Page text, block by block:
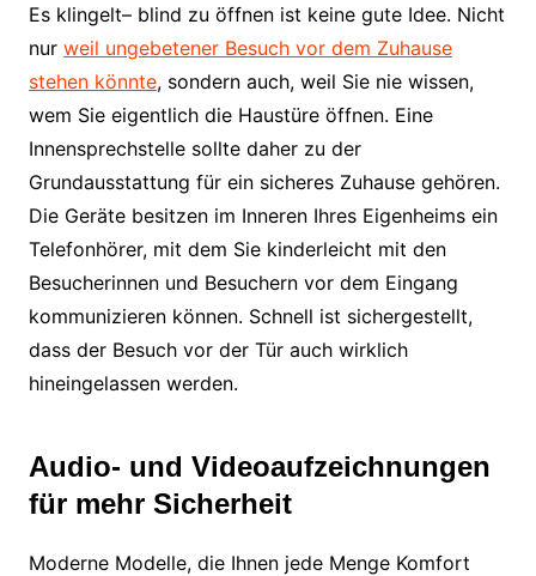
Es klingelt– blind zu öffnen ist keine gute Idee. Nicht
nur weil ungebetener Besuch vor dem Zuhause
stehen könnte, sondern auch, weil Sie nie wissen,
wem Sie eigentlich die Haustüre öffnen. Eine
Innensprechstelle sollte daher zu der
Grundausstattung für ein sicheres Zuhause gehören.
Die Geräte besitzen im Inneren Ihres Eigenheims ein
Telefonhörer, mit dem Sie kinderleicht mit den
Besucherinnen und Besuchern vor dem Eingang
kommunizieren können. Schnell ist sichergestellt,
dass der Besuch vor der Tür auch wirklich
hineingelassen werden.
Audio- und Videoaufzeichnungen
für mehr Sicherheit
Moderne Modelle, die Ihnen jede Menge Komfort